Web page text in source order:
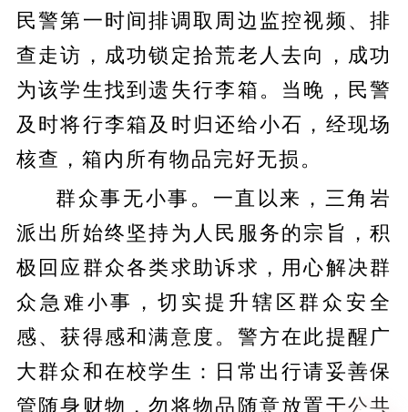
民警第一时间排调取周边监控视频、排
查走访，成功锁定拾荒老人去向，成功
为该学生找到遗失行李箱。当晚，民警
及时将行李箱及时归还给小石，经现场
核查，箱内所有物品完好无损。
群众事无小事。一直以来，三角岩
派出所始终坚持为人民服务的宗旨，积
极回应群众各类求助诉求，用心解决群
众急难小事，切实提升辖区群众安全
感、获得感和满意度。警方在此提醒广
大群众和在校学生：日常出行请妥善保
管随身财物，勿将物品随意放置于公共